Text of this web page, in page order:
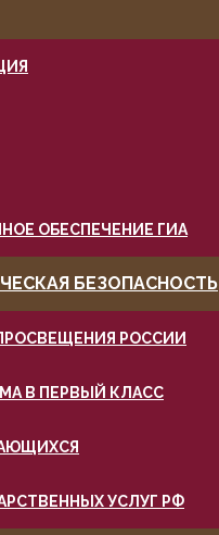
ОБЕСПЕЧЕНИЕ ГИА
БЕЗОПАСНОСТЬ
РОССИИ
В ПЕРВЫЙ КЛАСС
УСЛУГ РФ